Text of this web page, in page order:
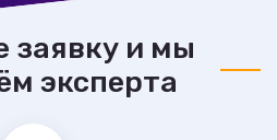
заявку и мы
эксперта